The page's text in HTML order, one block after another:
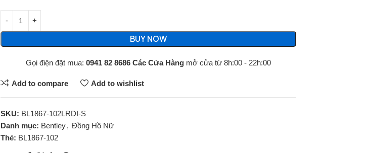
BUY NOW
Gọi điện đặt mua: 0941 82 8686 Các Cửa Hàng mở cửa từ 8h:00 - 22h:00
Add to compare Add to wishlist
SKU: BL1867-102LRDI-S
Danh mục: Bentley, Đồng Hồ Nữ
Thẻ: BL1867-102